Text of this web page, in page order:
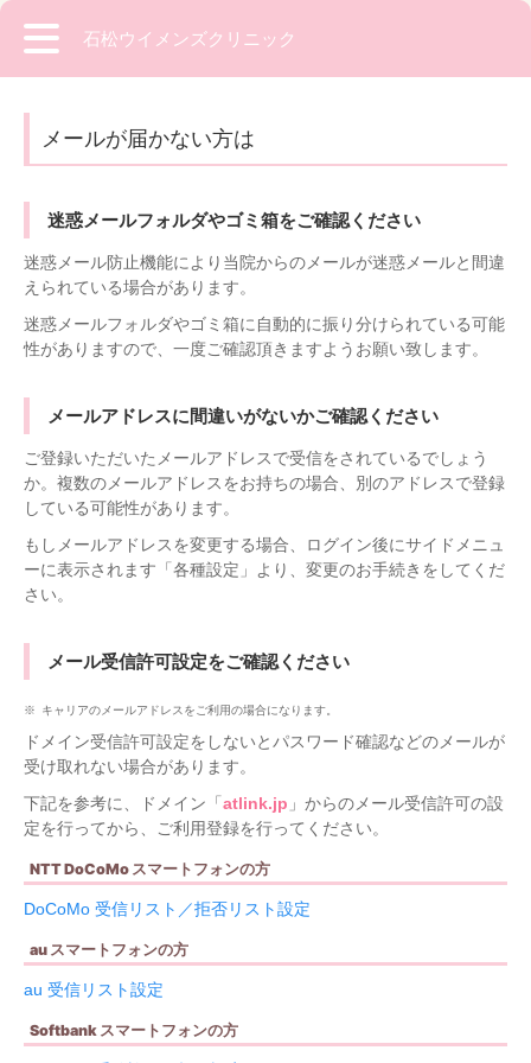
石松ウイメンズクリニック
メールが届かない方は
迷惑メールフォルダやゴミ箱をご確認ください
迷惑メール防止機能により当院からのメールが迷惑メールと間違
えられている場合があります。
迷惑メールフォルダやゴミ箱に自動的に振り分けられている可能
性がありますので、一度ご確認頂きますようお願い致します。
メールアドレスに間違いがないかご確認ください
ご登録いただいたメールアドレスで受信をされているでしょう
か。複数のメールアドレスをお持ちの場合、別のアドレスで登録
している可能性があります。
もしメールアドレスを変更する場合、ログイン後にサイドメニュ
ーに表示されます「各種設定」より、変更のお手続きをしてくだ
さい。
メール受信許可設定をご確認ください
キャリアのメールアドレスをご利用の場合になります。
ドメイン受信許可設定をしないとパスワード確認などのメールが
受け取れない場合があります。
下記を参考に、ドメイン「 atlink.jp 」からのメール受信許可の設
定を行ってから、ご利用登録を行ってください。
NTT DoCoMo スマートフォンの方
DoCoMo 受信リスト／拒否リスト設定
au スマートフォンの方
au 受信リスト設定
Softbank スマートフォンの方